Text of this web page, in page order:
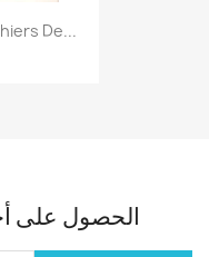
De...
الحصول على